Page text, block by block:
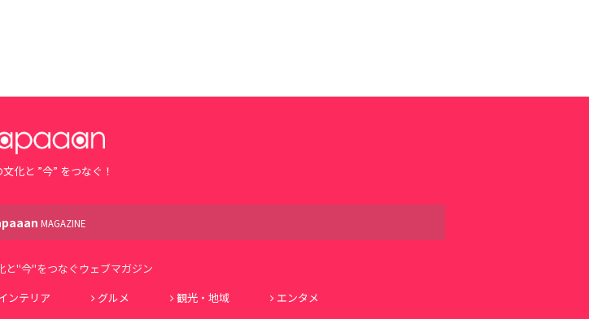
化と ”今” をつなぐ！
MAGAZINE
と"今"をつなぐウェブマガジン
ンテリア グルメ 観光・地域
エンタメ